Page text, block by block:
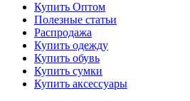
Купить Оптом
Полезные статьи
Распродажа
Купить одежду
Купить обувь
Купить сумки
Купить аксессуары